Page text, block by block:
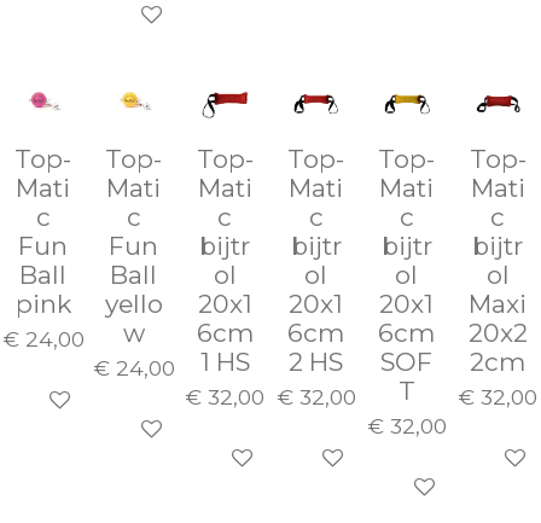
In winkelwagen
Top-
Mati
c
Fun
Ball
pink
€ 24,00
In winkelwagen
Top-
Mati
c
Fun
Ball
yello
w
€ 24,00
In winkelwagen
Top-
Mati
c
bijtr
ol
20x1
6cm
1 HS
€ 32,00
In winkelwagen
Top-
Mati
c
bijtr
ol
20x1
6cm
2 HS
€ 32,00
In winkelwagen
Top-
Mati
c
bijtr
ol
20x1
6cm
SOF
T
€ 32,00
In
Top-
Mati
c
bijtr
ol
Maxi
20x2
2cm
€ 32,00
In